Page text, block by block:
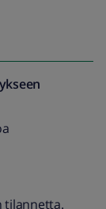
tilannetta.